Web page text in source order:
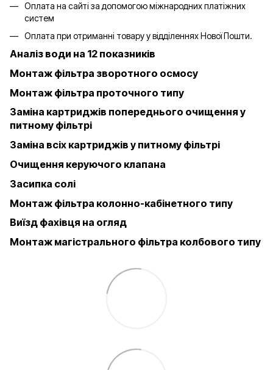
Оплата на сайті за допомогою міжнародних платіжних
систем
Оплата при отриманні товару у відділеннях Нової Пошти.
Аналіз води на 12 показників
Монтаж фільтра зворотного осмосу
Монтаж фільтра проточного типу
Заміна картриджів попереднього очищення у
питному фільтрі
Заміна всіх картриджів у питному фільтрі
Очищення керуючого клапана
Засипка солі
Монтаж фільтра колонно-кабінетного типу
Виїзд фахівця на огляд
Монтаж магістрального фільтра колбового типу